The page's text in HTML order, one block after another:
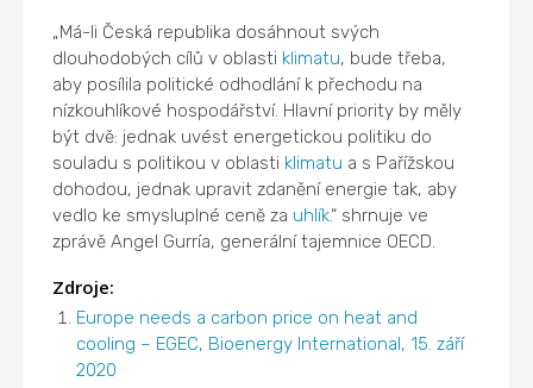
„Má-li Česká republika dosáhnout svých
dlouhodobých cílů v oblasti klimatu, bude třeba,
aby posílila politické odhodlání k přechodu na
nízkouhlíkové hospodářství. Hlavní priority by měly
být dvě: jednak uvést energetickou politiku do
souladu s politikou v oblasti klimatu a s Pařížskou
dohodou, jednak upravit zdanění energie tak, aby
vedlo ke smysluplné ceně za uhlík.“ shrnuje ve
zprávě Angel Gurría, generální tajemnice OECD.
Zdroje:
Europe needs a carbon price on heat and
cooling – EGEC, Bioenergy International, 15. září
2020